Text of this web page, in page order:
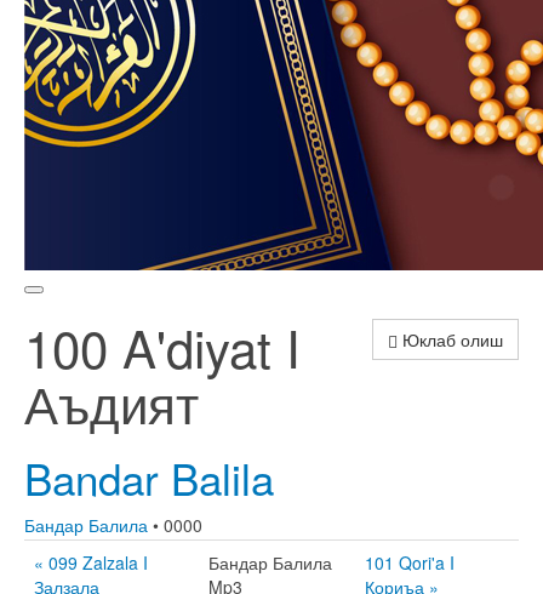
Юклаб олиш
100 A'diyat I
Аъдият
Bandar Balila
Бандар Балила • 0000
« 099 Zalzala I
Залзала
Бандар Балила
Mp3
101 Qori'a I
Қориъа »